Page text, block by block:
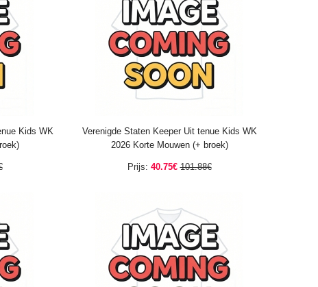
Kids WK
Verenigde Staten Keeper Uit tenue Kids WK
2026 Korte Mouwen (+ broek)
Prijs: 40.75€ 101.88€